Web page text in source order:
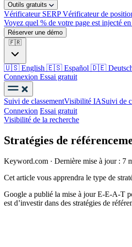
Outils gratuits
Vérificateur SERPVérificateur de
Voyez quel % de votre page est injecté
Réserver une démo
🇫🇷
🇺🇸 English 🇪🇸 Español 🇩🇪
Connexion Essai gratuit
Suivi de classementVisibilité IASuivi de
Connexion Essai gratuit
Visibilité de la recherche
Stratégies de
Keyword.com · Dernière mise à jour : 7
Cet article vous apprendra le type de
Google a publié la mise à jour E-E-A-T
est d’investir dans des stratégies de